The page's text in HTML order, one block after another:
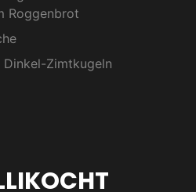
Roggenbrot
Dinkel-Zimtkugeln